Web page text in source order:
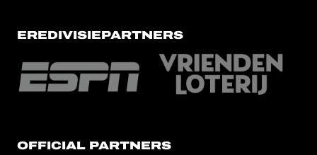
EREDIVISIEPARTNERS
OFFICIAL PARTNERS